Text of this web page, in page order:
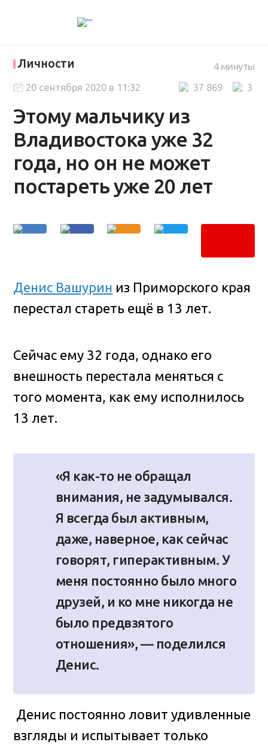
Личности
Этому мальчику из
Владивостока уже 32
года, но он не может
постареть уже 20 лет
4 минуты
3
37 869
20 сентября 2020 в 11:32
Денис Вашурин из Приморского края
перестал стареть ещё в 13 лет.
Сейчас ему 32 года, однако его
внешность перестала меняться с
того момента, как ему исполнилось
13 лет.
«Я как-то не обращал
внимания, не задумывался.
Я всегда был активным,
даже, наверное, как сейчас
говорят, гиперактивным. У
меня постоянно было много
друзей, и ко мне никогда не
было предвзятого
отношения», — поделился
Денис.
Денис постоянно ловит удивленные
взгляды и испытывает только